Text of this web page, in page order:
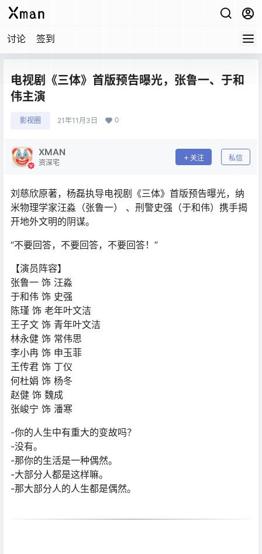
讨论 签到
电视剧《三体》首版预告曝光，张鲁一、于和
伟主演
影视圈 21年11月3日 0
XMAN
资深宅
关注 私信
刘慈欣原著，杨磊执导电视剧《三体》首版预告曝光，纳
米物理学家汪淼（张鲁一） 、刑警史强（于和伟）携手揭
开地外文明的阴谋。
“不要回答，不要回答，不要回答！”
【演员阵容】
张鲁一 饰 汪淼
于和伟 饰 史强
陈瑾 饰 老年叶文洁
王子文 饰 青年叶文洁
林永健 饰 常伟思
李小冉 饰 申玉菲
王传君 饰 丁仪
何杜娟 饰 杨冬
赵健 饰 魏成
张峻宁 饰 潘寒
-你的人生中有重大的变故吗？
-没有。
-那你的生活是一种偶然。
-大部分人都是这样嘛。
-那大部分人的人生都是偶然。